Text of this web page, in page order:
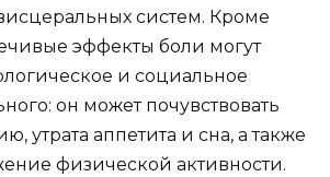
систем. Кроме
эффекты боли могут
и социальное
он может почувствовать
утрата аппетита и сна, а также
физической активности.